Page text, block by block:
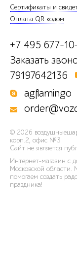
Сертификаты и
Оплата QR кодом
+7 495 677-
Заказать
79197642136
agflamingo
© 2026
корп.2, офис №3
Сайт не является
Интернет-магазин с
Московской области.
помогаем создать
праздника!